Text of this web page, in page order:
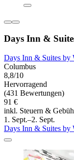
Days Inn &
Days Inn & Suites by
Columbus
8,8/10
Hervorragend
(431 Bewertungen)
91 €
inkl. Steuern &
1. Sept.–2. Sept.
Days Inn & Suites by